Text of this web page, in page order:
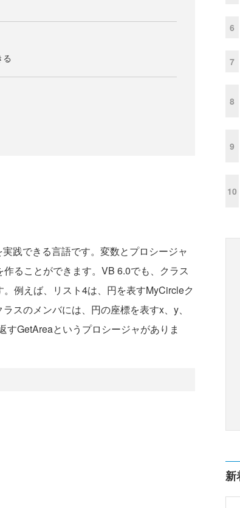
践できる言語です。変数とプロシージャ
ることができます。VB 6.0でも、クラス
例えば、リスト4は、円を表すMyCircleク
スのメンバには、円の座標を表すx、y、
GetAreaというプロシージャがありま
6
7
8
9
10
新